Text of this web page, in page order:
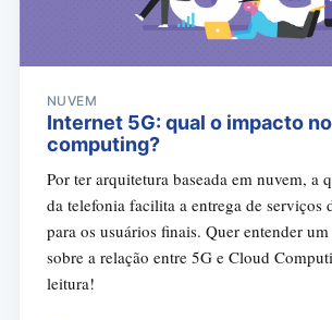
NUVEM
Internet 5G: qual o impacto
computing?
Por ter arquitetura baseada em nuvem, a
da telefonia facilita a entrega de serviços
para os usuários finais. Quer entender
sobre a relação entre 5G e Cloud
leitura!